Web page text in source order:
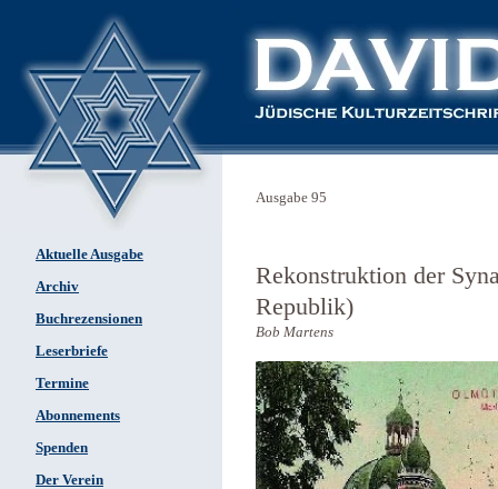
Aktuelle Ausgabe
Archiv
Buchrezensionen
Leserbriefe
Termine
Abonnements
Spenden
Der Verein
Ausgabe 95
Rekonstruktion der
Republik)
Bob Martens